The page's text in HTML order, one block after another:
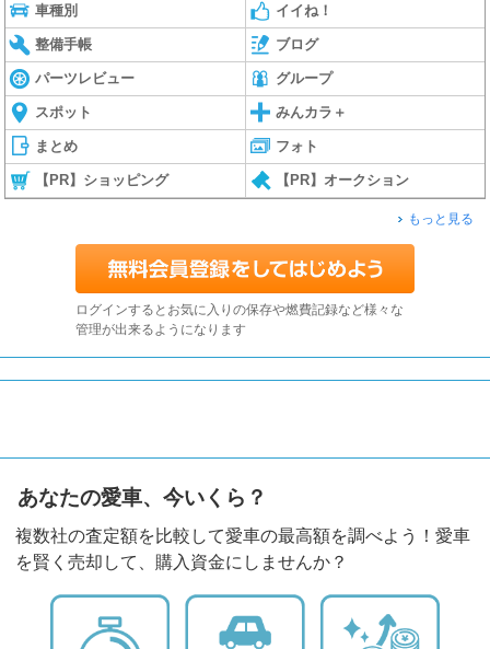
車種別 イイね！
整備手帳 ブログ
パーツレビュー グループ
スポット みんカラ＋
まとめ フォト
【PR】ショッピング 【PR】オークション
もっと見る
ログインするとお気に入りの保存や燃費記録など様々な
管理が出来るようになります
あなたの愛車、今いくら？
複数社の査定額を比較して愛車の最高額を調べよう！愛車
を賢く売却して、購入資金にしませんか？